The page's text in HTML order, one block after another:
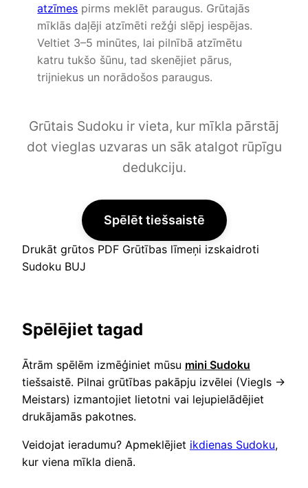
atzīmes pirms meklēt paraugus. Grūtajās
mīklās daļēji atzīmēti režģi slēpj iespējas.
Veltiet 3–5 minūtes, lai pilnībā atzīmētu
katru tukšo šūnu, tad skenējiet pārus,
trijniekus un norādošos paraugus.
Grūtais Sudoku ir vieta, kur mīkla pārstāj
dot vieglas uzvaras un sāk atalgot rūpīgu
dedukciju.
Spēlēt tiešsaistē
Drukāt grūtos PDF Grūtības līmeņi izskaidroti
Sudoku BUJ
Spēlējiet tagad
Ātrām spēlēm izmēģiniet mūsu mini Sudoku
tiešsaistē. Pilnai grūtības pakāpju izvēlei (Viegls →
Meistars) izmantojiet lietotni vai lejupielādējiet
drukājamās pakotnes.
Veidojat ieradumu? Apmeklējiet ikdienas Sudoku,
kur viena mīkla dienā.